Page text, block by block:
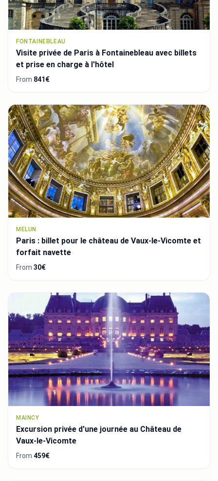
FONTAINEBLEAU
Visite privée de Paris à Fontainebleau avec billets
et prise en charge à l'hôtel
From 841€
MELUN
Paris : billet pour le château de Vaux-le-Vicomte et
forfait navette
From 30€
MAINCY
Excursion privée d'une journée au Château de
Vaux-le-Vicomte
From 459€